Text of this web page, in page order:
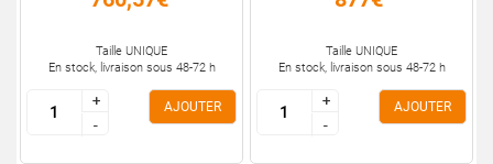
Taille UNIQUE
En stock, livraison sous 48-72 h
+
-
+
-
AJOUTER
Taille UNIQUE
En stock, livraison sous 48-72 h
+
-
+
-
AJOUTER